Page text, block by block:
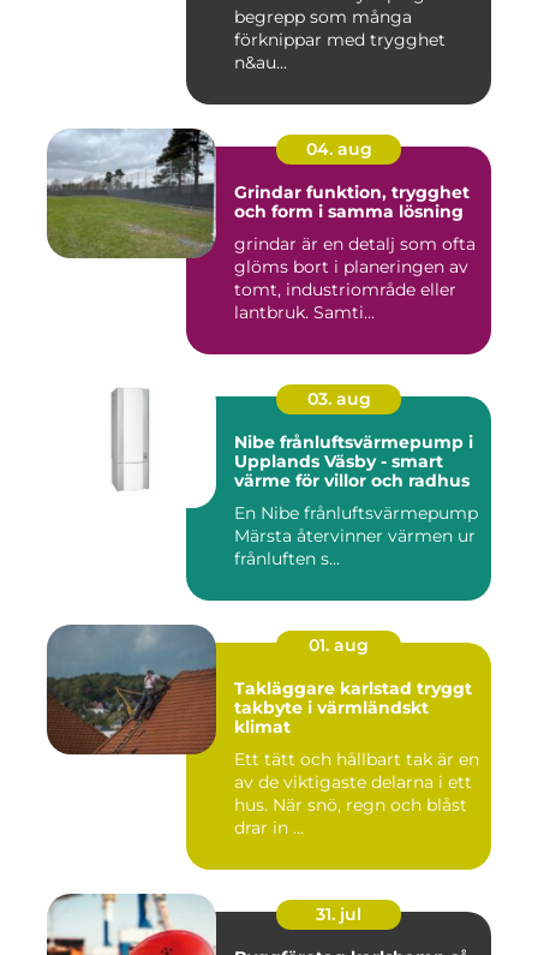
begrepp som många
förknippar med trygghet
n&au...
04. aug
Grindar funktion, trygghet
och form i samma lösning
grindar är en detalj som ofta
glöms bort i planeringen av
tomt, industriområde eller
lantbruk. Samti...
03. aug
Nibe frånluftsvärmepump i
Upplands Väsby - smart
värme för villor och radhus
En Nibe frånluftsvärmepump
Märsta återvinner värmen ur
frånluften s...
01. aug
Takläggare karlstad tryggt
takbyte i värmländskt
klimat
Ett tätt och hållbart tak är en
av de viktigaste delarna i ett
hus. När snö, regn och blåst
drar in ...
31. jul